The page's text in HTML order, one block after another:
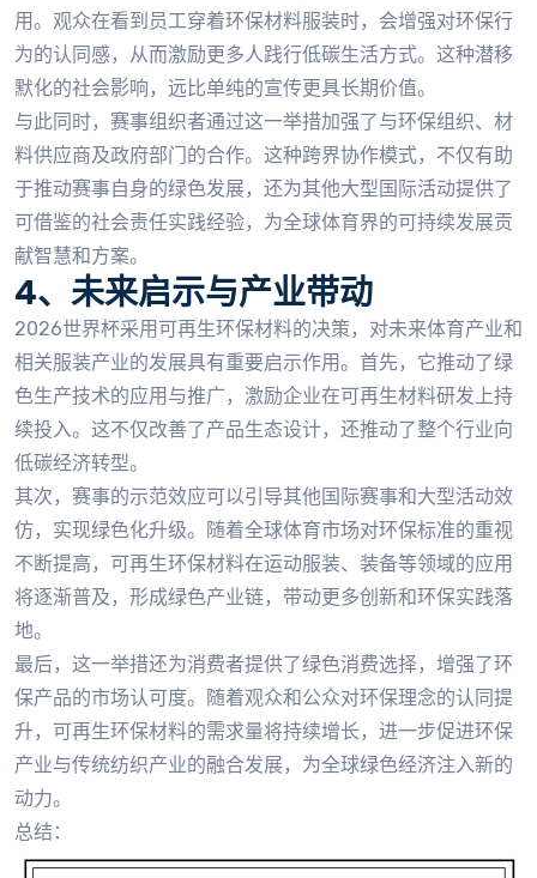
用。观众在看到员工穿着环保材料服装时，会增强对环保行
为的认同感，从而激励更多人践行低碳生活方式。这种潜移
默化的社会影响，远比单纯的宣传更具长期价值。
与此同时，赛事组织者通过这一举措加强了与环保组织、材
料供应商及政府部门的合作。这种跨界协作模式，不仅有助
于推动赛事自身的绿色发展，还为其他大型国际活动提供了
可借鉴的社会责任实践经验，为全球体育界的可持续发展贡
献智慧和方案。
4、未来启示与产业带动
2026世界杯采用可再生环保材料的决策，对未来体育产业和
相关服装产业的发展具有重要启示作用。首先，它推动了绿
色生产技术的应用与推广，激励企业在可再生材料研发上持
续投入。这不仅改善了产品生态设计，还推动了整个行业向
低碳经济转型。
其次，赛事的示范效应可以引导其他国际赛事和大型活动效
仿，实现绿色化升级。随着全球体育市场对环保标准的重视
不断提高，可再生环保材料在运动服装、装备等领域的应用
将逐渐普及，形成绿色产业链，带动更多创新和环保实践落
地。
最后，这一举措还为消费者提供了绿色消费选择，增强了环
保产品的市场认可度。随着观众和公众对环保理念的认同提
升，可再生环保材料的需求量将持续增长，进一步促进环保
产业与传统纺织产业的融合发展，为全球绿色经济注入新的
动力。
总结：